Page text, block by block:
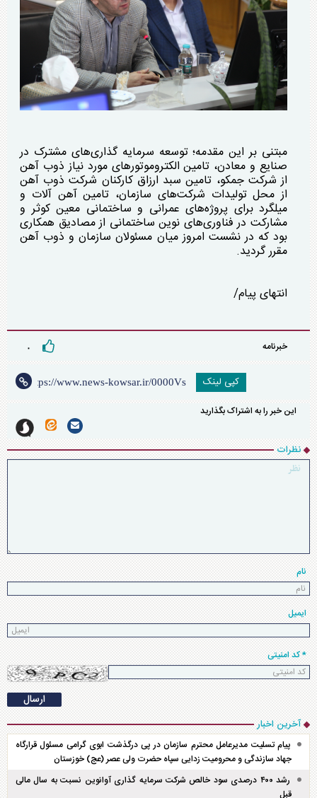
مبتنی بر این مقدمه؛ توسعه سرمایه گذاری‌های مشترک در
صنایع و معادن، تامین الکتروموتور‌های مورد نیاز ذوب آهن
از شرکت جمکو، تامین سبد ارزاق کارکنان شرکت ذوب آهن
از محل تولیدات شرکت‌های سازمان، تامین آهن آلات و
میلگرد برای پروژه‌های عمرانی و ساختمانی معین کوثر و
مشارکت در فناوری‌های نوین ساختمانی از مصادیق همکاری
بود که در نشست امروز میان مسئولان سازمان و ذوب آهن
مقرر گردید.
انتهای پیام/
خبرنامه ۰
کپی لینک
این خبر را به اشتراک بگذارید
نظرات
نام
ایمیل
* کد امنیتی
آخرین اخبار
پیام تسلیت مدیرعامل محترم سازمان در پی درگذشت ابوی گرامی مسئول قرارگاه
جهاد سازندگی و محرومیت زدایی سپاه حضرت ولی عصر (عج) خوزستان
رشد ۴۰۰ درصدی سود خالص شرکت سرمایه گذاری آوانوین نسبت به سال مالی
قبل